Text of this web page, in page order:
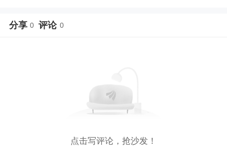
分享 0 评论 0
点击写评论，抢沙发！